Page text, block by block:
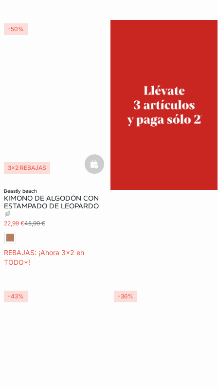
beastly beach
KIMONO DE ALGODÓN CON
ESTAMPADO DE LEOPARDO
22,99 €45,99 €
REBAJAS: ¡Ahora 3x2 en
TODO*!
3x2 REBAJAS basketfull
-50%
-43% -36%